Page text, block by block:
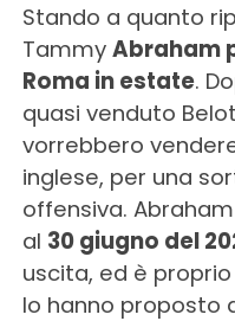
Stando a quanto
Tammy Abraham
Roma in estate.
quasi venduto
vorrebbero
inglese, per una
offensiva.
al 30 giugno del
uscita, ed è
lo hanno proposto